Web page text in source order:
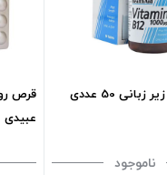
ب12 قرص زیر زبانی 50 عددی
ناموجود
قرص
عبیدی 30 عددی